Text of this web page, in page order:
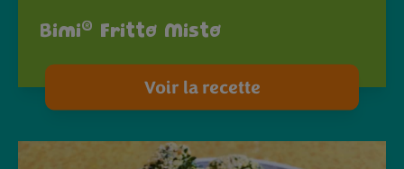
Bimi® Fritto Misto
Voir la recette